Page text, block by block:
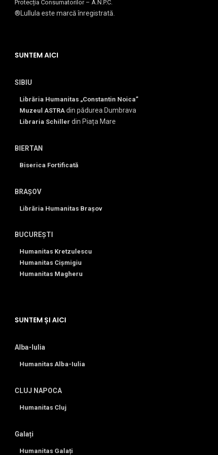
Protecția Consumatorilor – A.N.P.C.
®Lullula este marcă înregistrată.
SUNTEM AICI
SIBIU
Librăria Humanitas „Constantin Noica”
Muzeul ASTRA din pădurea Dumbrava
Libraria Schiller din Piața Mare
BIERTAN
Biserica Fortificată
BRAȘOV
Librăria Humanitas Brașov
BUCUREȘTI
Humanitas Kretzulescu
Humanitas Cișmigiu
Humanitas Magheru
SUNTEM ȘI AICI
Alba-Iulia
Humanitas Alba-Iulia
CLUJ NAPOCA
Humanitas Cluj
Galați
Humanitas Galați